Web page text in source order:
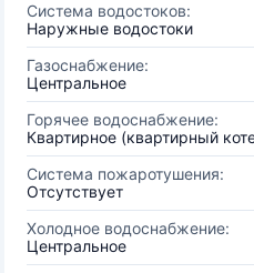
Система водостоков:
Наружные водостоки
Газоснабжение:
Центральное
Горячее водоснабжение:
Квартирное (квартирный
Система пожаротушения:
Отсутствует
Холодное водоснабжение:
Центральное